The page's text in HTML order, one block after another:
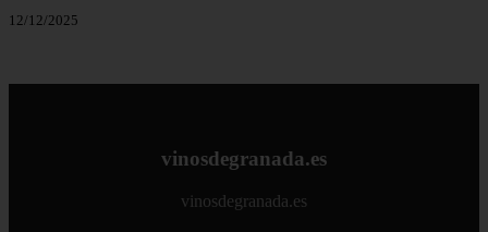
12/12/2025
vinosdegranada.es
vinosdegranada.es